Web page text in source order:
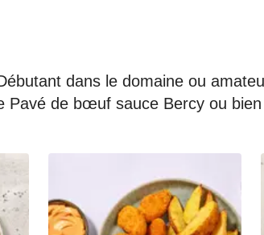
dans le domaine ou
de bœuf sauce Bercy ou